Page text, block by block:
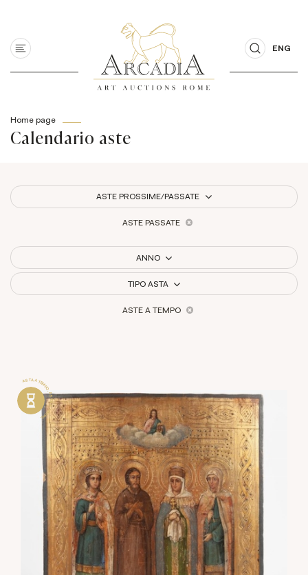
ENG
Home page
Calendario aste
ASTE PROSSIME/PASSATE
ASTE PASSATE
ANNO
TIPO ASTA
ASTE A TEMPO
ASTA A TEMPO . ASTA A TEMPO .